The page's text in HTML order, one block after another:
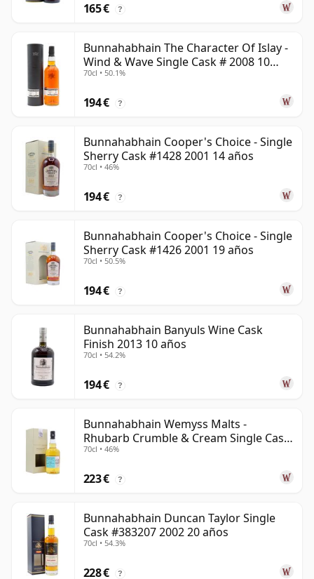
165 € ?
Bunnahabhain The Character Of Islay -
Wind & Wave Single Cask # 2008 10
años
70cl • 50.1%
194 € ?
Bunnahabhain Cooper's Choice - Single
Sherry Cask #1428 2001 14 años
70cl • 46%
194 € ?
Bunnahabhain Cooper's Choice - Single
Sherry Cask #1426 2001 19 años
70cl • 50.5%
194 € ?
Bunnahabhain Banyuls Wine Cask
Finish 2013 10 años
70cl • 54.2%
194 € ?
Bunnahabhain Wemyss Malts -
Rhubarb Crumble & Cream Single Cask
1990 28 años
70cl • 46%
223 € ?
Bunnahabhain Duncan Taylor Single
Cask #383207 2002 20 años
70cl • 54.3%
228 € ?